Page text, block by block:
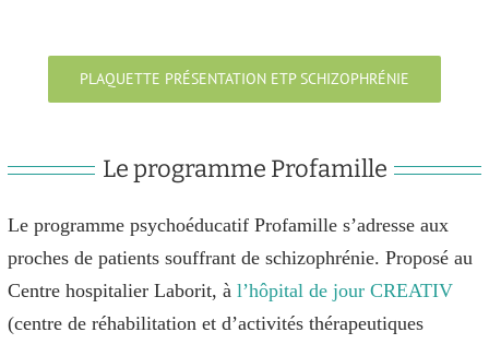
PLAQUETTE PRÉSENTATION ETP SCHIZOPHRÉNIE
Le programme Profamille
Le programme psychoéducatif Profamille s’adresse aux
proches de patients souffrant de schizophrénie. Proposé au
Centre hospitalier Laborit, à l’hôpital de jour CREATIV
(centre de réhabilitation et d’activités thérapeutiques